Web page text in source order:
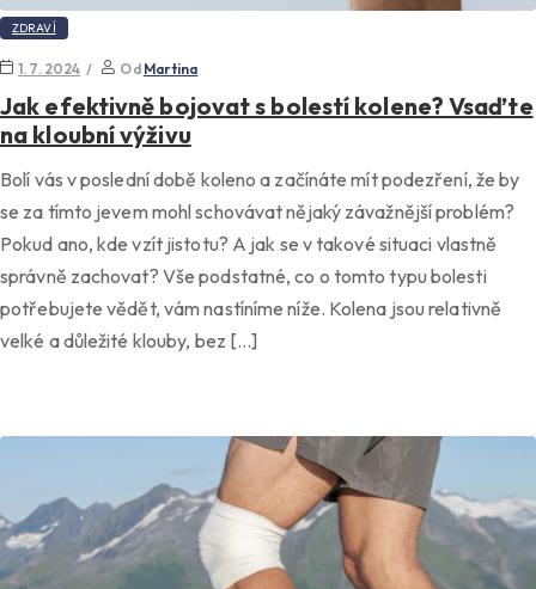
ZDRAVÍ
1. 7. 2024 Od Martina
Jak efektivně bojovat s bolestí kolene? Vsaďte
na kloubní výživu
Bolí vás v poslední době koleno a začínáte mít podezření, že by
se za tímto jevem mohl schovávat nějaký závažnější problém?
Pokud ano, kde vzít jistotu? A jak se v takové situaci vlastně
správně zachovat? Vše podstatné, co o tomto typu bolesti
potřebujete vědět, vám nastíníme níže. Kolena jsou relativně
velké a důležité klouby, bez […]